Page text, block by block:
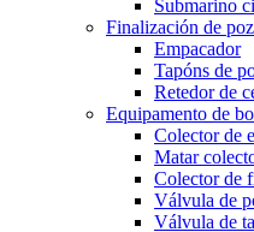
Submarino
Finalización de
Empacador
Tapóns de
Retedor de
Equipamento de
Colector de
Matar
Colector de
Válvula de
Válvula de